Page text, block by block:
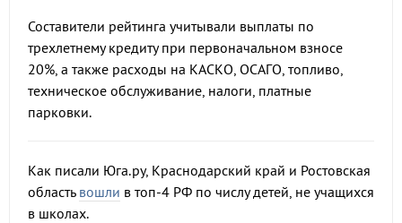
Составители рейтинга учитывали выплаты по
трехлетнему кредиту при первоначальном взносе
20%, а также расходы на КАСКО, ОСАГО, топливо,
техническое обслуживание, налоги, платные
парковки.
Как писали Юга.ру, Краснодарский край и Ростовская
область вошли в топ-4 РФ по числу детей, не учащихся
в школах.